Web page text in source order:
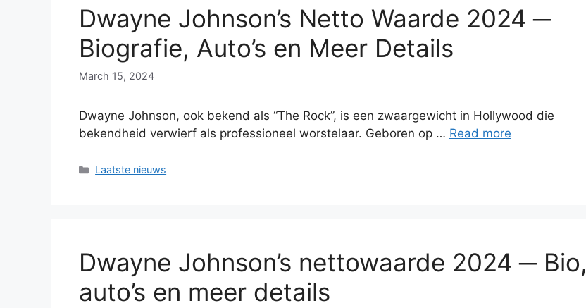
Dwayne Johnson’s Netto Waarde 2024 ─
Biografie, Auto’s en Meer Details
March 15, 2024
Dwayne Johnson, ook bekend als “The Rock”, is een zwaargewicht in Hollywood die
bekendheid verwierf als professioneel worstelaar. Geboren op … Read more
Categories
Laatste nieuws
Dwayne Johnson’s nettowaarde 2024 ─ Bio,
auto’s en meer details